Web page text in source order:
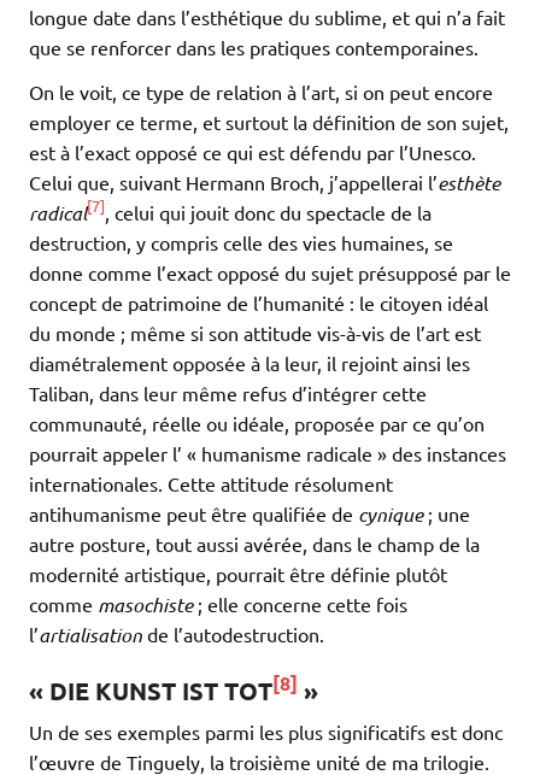
longue date dans l’esthétique du sublime, et qui n’a fait
que se renforcer dans les pratiques contemporaines.
On le voit, ce type de relation à l’art, si on peut encore
employer ce terme, et surtout la définition de son sujet,
est à l’exact opposé ce qui est défendu par l’Unesco.
Celui que, suivant Hermann Broch, j’appellerai l’esthète
radical[7] , celui qui jouit donc du spectacle de la
destruction, y compris celle des vies humaines, se
donne comme l’exact opposé du sujet présupposé par le
concept de patrimoine de l’humanité : le citoyen idéal
du monde ; même si son attitude vis-à-vis de l’art est
diamétralement opposée à la leur, il rejoint ainsi les
Taliban, dans leur même refus d’intégrer cette
communauté, réelle ou idéale, proposée par ce qu’on
pourrait appeler l’ « humanisme radicale » des instances
internationales. Cette attitude résolument
antihumanisme peut être qualifiée de cynique; une
autre posture, tout aussi avérée, dans le champ de la
modernité artistique, pourrait être définie plutôt
comme masochiste; elle concerne cette fois
l’artialisation de l’autodestruction.
« DIE KUNST IST TOT[8] »
Un de ses exemples parmi les plus significatifs est donc
l’œuvre de Tinguely, la troisième unité de ma trilogie.